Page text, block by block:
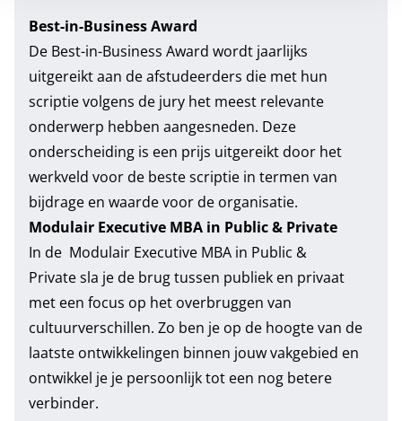
Best-in-Business Award
De Best-in-Business Award wordt jaarlijks
uitgereikt aan de afstudeerders die met hun
scriptie volgens de jury het meest relevante
onderwerp hebben aangesneden. Deze
onderscheiding is een prijs uitgereikt door het
werkveld voor de beste scriptie in termen van
bijdrage en waarde voor de organisatie.
Modulair Executive MBA in Public & Private
In de Modulair Executive MBA in Public &
Privatesla je de brug tussen publiek en privaat
met een focus op het overbruggen van
cultuurverschillen. Zo ben je op de hoogte van de
laatste ontwikkelingen binnen jouw vakgebied en
ontwikkel je je persoonlijk tot een nog betere
verbinder.